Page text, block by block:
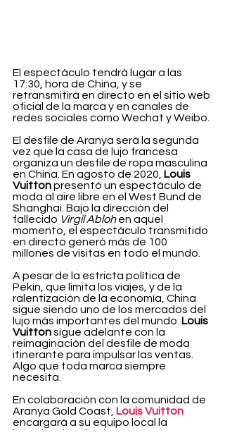
El espectáculo tendrá lugar a las
17:30, hora de China, y se
retransmitirá en directo en el sitio web
oficial de la marca y en canales de
redes sociales como Wechat y Weibo.
El desfile de Aranya será la segunda
vez que la casa de lujo francesa
organiza un desfile de ropa masculina
en China. En agosto de 2020, Louis
Vuitton presentó un espectáculo de
moda al aire libre en el West Bund de
Shanghai. Bajo la dirección del
fallecido Virgil Abloh en aquel
momento, el espectáculo transmitido
en directo generó más de 100
millones de visitas en todo el mundo.
A pesar de la estricta política de
Pekín, que limita los viajes, y de la
ralentización de la economía, China
sigue siendo uno de los mercados del
lujo más importantes del mundo. Louis
Vuitton sigue adelante con la
reimaginación del desfile de moda
itinerante para impulsar las ventas.
Algo que toda marca siempre
necesita.
En colaboración con la comunidad de
Aranya Gold Coast, Louis Vuitton
encargará a su equipo local la
introducción de elementos